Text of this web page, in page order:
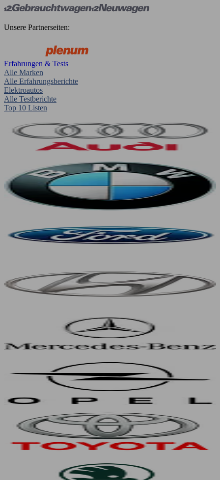
Unsere Partnerseiten:
Erfahrungen & Tests
Alle Marken
Alle Erfahrungsberichte
Elektroautos
Alle Testberichte
Top 10 Listen